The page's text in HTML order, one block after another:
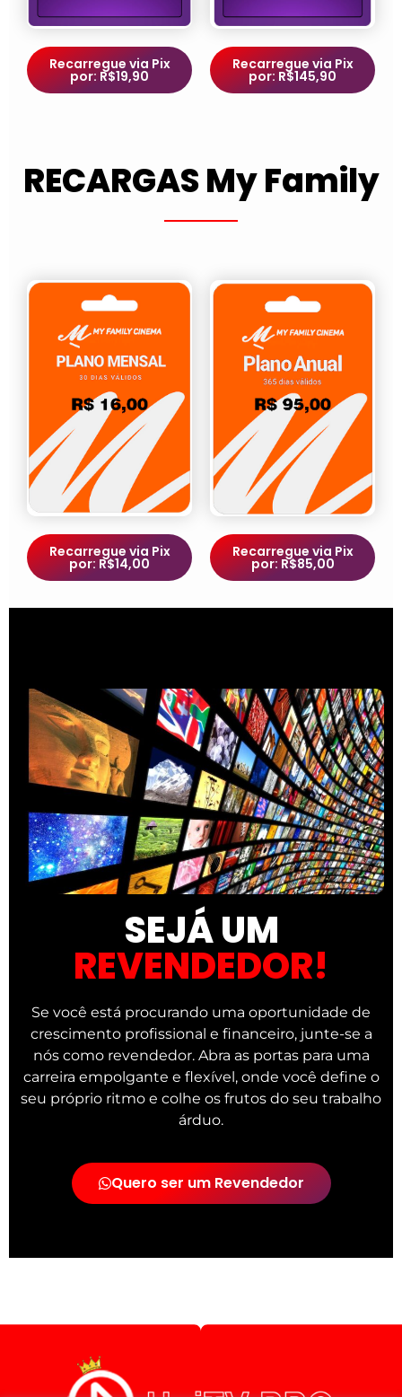
Recarregue via Pix
por: R$19,90
Recarregue via Pix
por: R$145,90
RECARGAS My Family
Recarregue via Pix
por: R$14,00
Recarregue via Pix
por: R$85,00
SEJÁ UM
REVENDEDOR!
Se você está procurando uma oportunidade de
crescimento profissional e financeiro, junte-se a
nós como revendedor. Abra as portas para uma
carreira empolgante e flexível, onde você define o
seu próprio ritmo e colhe os frutos do seu trabalho
árduo.
Quero ser um Revendedor